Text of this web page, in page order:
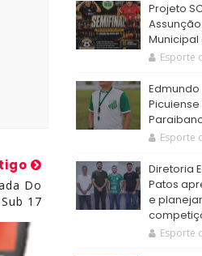
Do
17
Projeto
Municipal
Esporte
Esporte
Diretoria
Patos
e
Esporte